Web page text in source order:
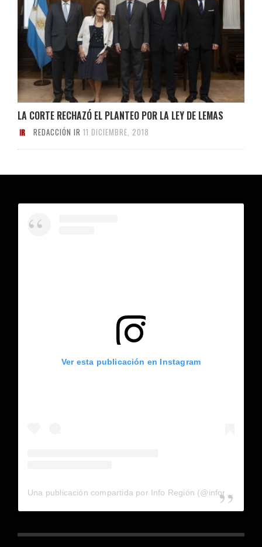
LA CORTE RECHAZÓ EL PLANTEO POR LA LEY DE LEMAS
REDACCIÓN IR 11 DICIEMBRE, 2018
Ver esta publicación en Instagram